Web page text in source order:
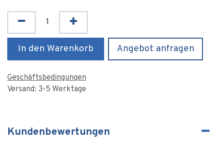
In den Warenkorb Angebot anfragen
Geschäftsbedingungen
Versand: 3-5 Werktage
Kundenbewertungen